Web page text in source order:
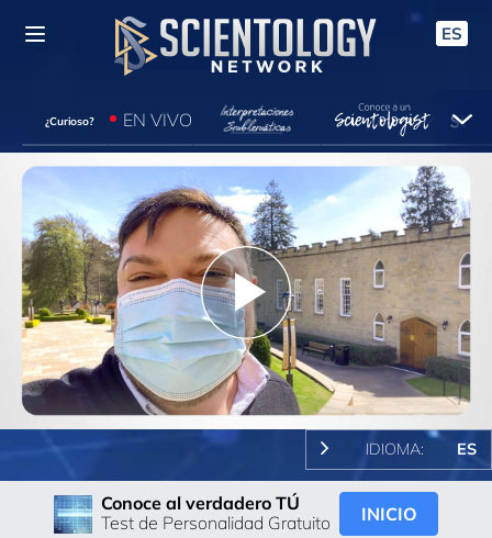
ES
¿Curioso? EN VIVO
Play
Video
IDIOMA: ES
Conoce al verdadero TÚ
Test de Personalidad Gratuito
INICIO